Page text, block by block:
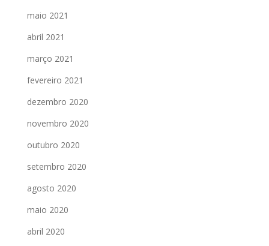
maio 2021
abril 2021
março 2021
fevereiro 2021
dezembro 2020
novembro 2020
outubro 2020
setembro 2020
agosto 2020
maio 2020
abril 2020